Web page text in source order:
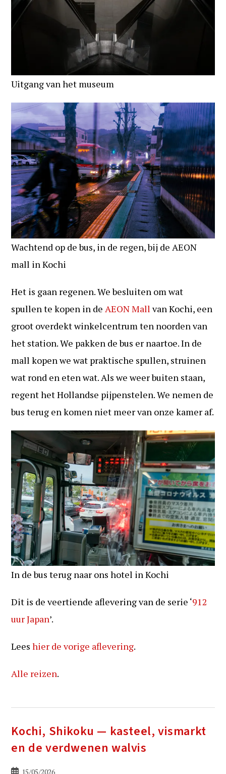
Uitgang van het museum
Wachtend op de bus, in de regen, bij de AEON
mall in Kochi
Het is gaan regenen. We besluiten om wat
spullen te kopen in de AEON Mall van Kochi, een
groot overdekt winkelcentrum ten noorden van
het station. We pakken de bus er naartoe. In de
mall kopen we wat praktische spullen, struinen
wat rond en eten wat. Als we weer buiten staan,
regent het Hollandse pijpenstelen. We nemen de
bus terug en komen niet meer van onze kamer af.
In de bus terug naar ons hotel in Kochi
Dit is de veertiende aflevering van de serie ‘912
uur Japan’.
Leeshier de vorige aflevering.
Alle reizen.
Kochi, Shikoku — kasteel, vismarkt
en de verdwenen walvis
Bericht15/05/2026